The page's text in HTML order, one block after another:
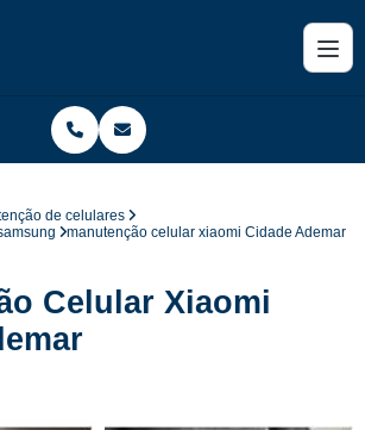
de celulares
manutenção celular xiaomi Cidade Ademar
Celular Xiaomi